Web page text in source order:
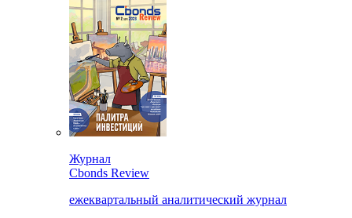
Журнал
Cbonds Review
ежеквартальный аналитический журнал